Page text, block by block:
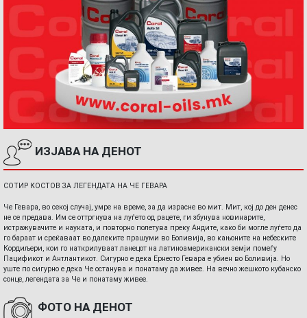
ИЗЈАВА НА ДЕНОТ
СОТИР КОСТОВ ЗА ЛЕГЕНДАТА НА ЧЕ ГЕВАРА
Че Гевара, во секој случај, умре на време, за да израсне во мит. Мит, кој до ден денес
не се предава. Им се оттргнува на луѓето од рацете, ги збунува новинарите,
истражувачите и науката, и повторно полетува преку Андите, како би могле луѓето да
го бараат и среќаваат во далеките прашуми во Боливија, во кањоните на небеските
Кордиљери, кои го наткрилуваат ланецот на латиноамерикански земји помеѓу
Пацификот и Антлантикот. Сигурно е дека Ернесто Гевара е убиен во Боливија. Но
уште по сигурно е дека Че останува и понатаму да живее. На вечно жешкото кубанско
сонце, легендата за Че и понатаму живее.
ФОТО НА ДЕНОТ